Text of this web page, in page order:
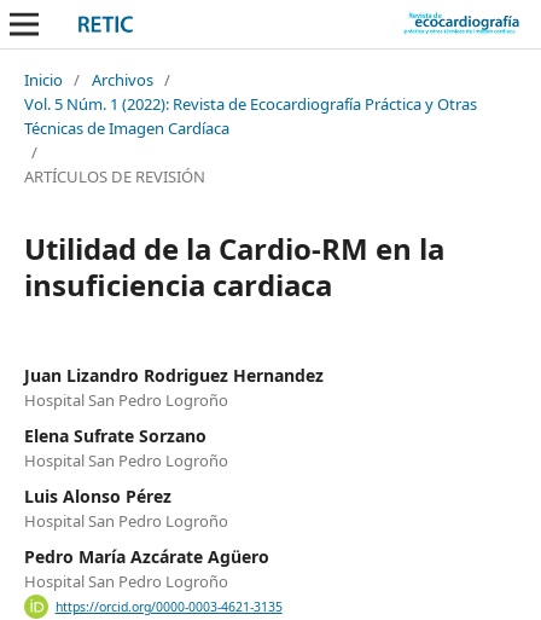
Inicio / Archivos /
Vol. 5 Núm. 1 (2022): Revista de Ecocardiografía Práctica y Otras
Técnicas de Imagen Cardíaca
/
ARTÍCULOS DE REVISIÓN
Utilidad de la Cardio-RM en la
insuficiencia cardiaca
Juan Lizandro Rodriguez Hernandez
Hospital San Pedro Logroño
Elena Sufrate Sorzano
Hospital San Pedro Logroño
Luis Alonso Pérez
Hospital San Pedro Logroño
Pedro María Azcárate Agüero
Hospital San Pedro Logroño
https://orcid.org/0000-0003-4621-3135